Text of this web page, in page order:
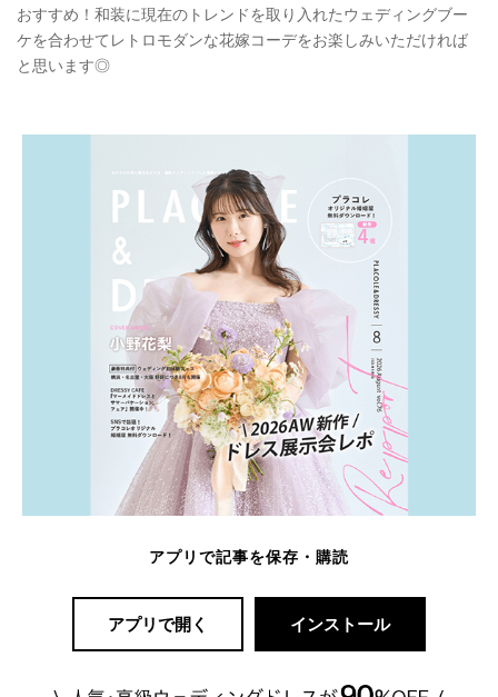
おすすめ！和装に現在のトレンドを取り入れたウェディングブー
ケを合わせてレトロモダンな花嫁コーデをお楽しみいただければ
と思います◎
アプリで記事を保存・購読
アプリで開く インストール